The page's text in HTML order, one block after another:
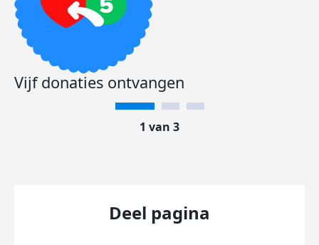
Vijf donaties ontvangen
1 van 3
Deel pagina